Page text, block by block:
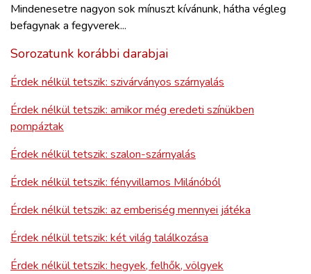
Mindenesetre nagyon sok mínuszt kívánunk, hátha végleg
befagynak a fegyverek...
Sorozatunk korábbi darabjai
Érdek nélkül tetszik: szivárványos szárnyalás
Érdek nélkül tetszik: amikor még eredeti színükben
pompáztak
Érdek nélkül tetszik: szalon-szárnyalás
Érdek nélkül tetszik: fényvillamos Milánóból
Érdek nélkül tetszik: az emberiség mennyei játéka
Érdek nélkül tetszik: két világ találkozása
Érdek nélkül tetszik: hegyek, felhők, völgyek